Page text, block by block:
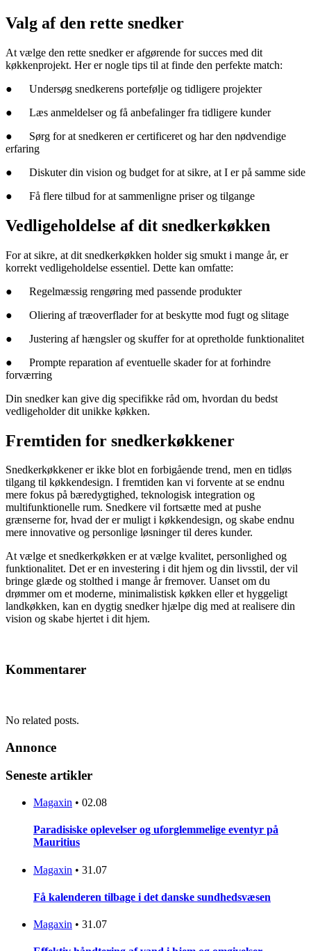
Valg af den rette snedker
At vælge den rette snedker er afgørende for succes med dit
køkkenprojekt. Her er nogle tips til at finde den perfekte match:
● Undersøg snedkerens portefølje og tidligere projekter
● Læs anmeldelser og få anbefalinger fra tidligere kunder
● Sørg for at snedkeren er certificeret og har den nødvendige
erfaring
● Diskuter din vision og budget for at sikre, at I er på samme side
● Få flere tilbud for at sammenligne priser og tilgange
Vedligeholdelse af dit snedkerkøkken
For at sikre, at dit snedkerkøkken holder sig smukt i mange år, er
korrekt vedligeholdelse essentiel. Dette kan omfatte:
● Regelmæssig rengøring med passende produkter
● Oliering af træoverflader for at beskytte mod fugt og slitage
● Justering af hængsler og skuffer for at opretholde funktionalitet
● Prompte reparation af eventuelle skader for at forhindre
forværring
Din snedker kan give dig specifikke råd om, hvordan du bedst
vedligeholder dit unikke køkken.
Fremtiden for snedkerkøkkener
Snedkerkøkkener er ikke blot en forbigående trend, men en tidløs
tilgang til køkkendesign. I fremtiden kan vi forvente at se endnu
mere fokus på bæredygtighed, teknologisk integration og
multifunktionelle rum. Snedkere vil fortsætte med at pushe
grænserne for, hvad der er muligt i køkkendesign, og skabe endnu
mere innovative og personlige løsninger til deres kunder.
At vælge et snedkerkøkken er at vælge kvalitet, personlighed og
funktionalitet. Det er en investering i dit hjem og din livsstil, der vil
bringe glæde og stolthed i mange år fremover. Uanset om du
drømmer om et moderne, minimalistisk køkken eller et hyggeligt
landkøkken, kan en dygtig snedker hjælpe dig med at realisere din
vision og skabe hjertet i dit hjem.
Kommentarer
No related posts.
Annonce
Seneste artikler
Magaxin • 02.08
Paradisiske oplevelser og uforglemmelige eventyr på
Mauritius
Magaxin • 31.07
Få kalenderen tilbage i det danske sundhedsvæsen
Magaxin • 31.07